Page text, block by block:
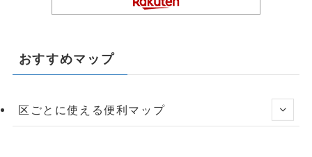
おすすめマップ
区ごとに使える便利マップ